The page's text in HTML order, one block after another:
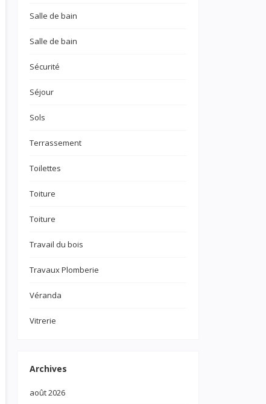
Salle de bain
Salle de bain
Sécurité
Séjour
Sols
Terrassement
Toilettes
Toiture
Toiture
Travail du bois
Travaux Plomberie
Véranda
Vitrerie
Archives
août 2026